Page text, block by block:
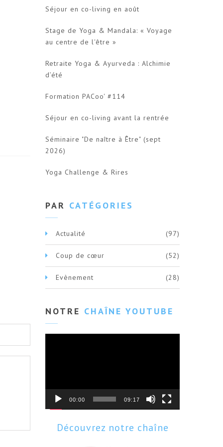
Séjour en co-living en août
Stage de Yoga & Mandala: « Voyage
au centre de l'être »
Retraite Yoga & Ayurveda : Alchimie
d’été
Formation PACoo' #114
Séjour en co-living avant la rentrée
Séminaire "De naître à Être" (sept
2026)
Yoga Challenge & Rires
PAR CATÉGORIES
Actualité (97)
Coup de cœur (52)
Evènement (28)
NOTRE CHAÎNE YOUTUBE
00:00 09:17
Découvrez notre chaîne